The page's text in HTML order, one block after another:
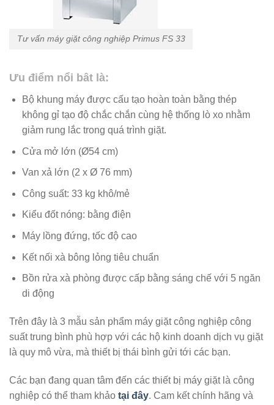
Tư vấn máy giặt công nghiệp Primus FS 33
Ưu điểm nổi bât là:
Bộ khung máy được cấu tạo hoàn toàn bằng thép
không gỉ tạo độ chắc chắn cùng hệ thống lò xo nhằm
giảm rung lắc trong quá trình giặt.
Cửa mở lớn (Ø54 cm)
Van xả lớn (2 x Ø 76 mm)
Công suất: 33 kg khô/mẻ
Kiểu đốt nóng: bằng điện
Máy lồng đứng, tốc độ cao
Kết nối xà bông lỏng tiêu chuẩn
Bồn rửa xà phòng được cấp bằng sáng chế với 5 ngăn
di động
Trên đây là 3 mẫu sản phẩm máy giặt công nghiệp công
suất trung bình phù hợp với các hộ kinh doanh dịch vụ giặt
là quy mô vừa, mà thiết bị thái bình gửi tới các bạn.
Các bạn đang quan tâm đến các thiết bị máy giặt là công
nghiệp có thể tham khảo tại đây. Cam kết chính hãng và